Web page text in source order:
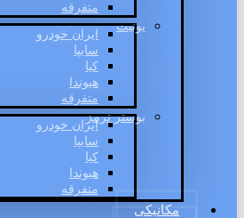
متفرقه
یونیت
ایران خودرو
سایپا
کیا
هیوندا
متفرقه
بوستر ترمز
ایران خودرو
سایپا
کیا
هیوندا
متفرقه
مکانیکی